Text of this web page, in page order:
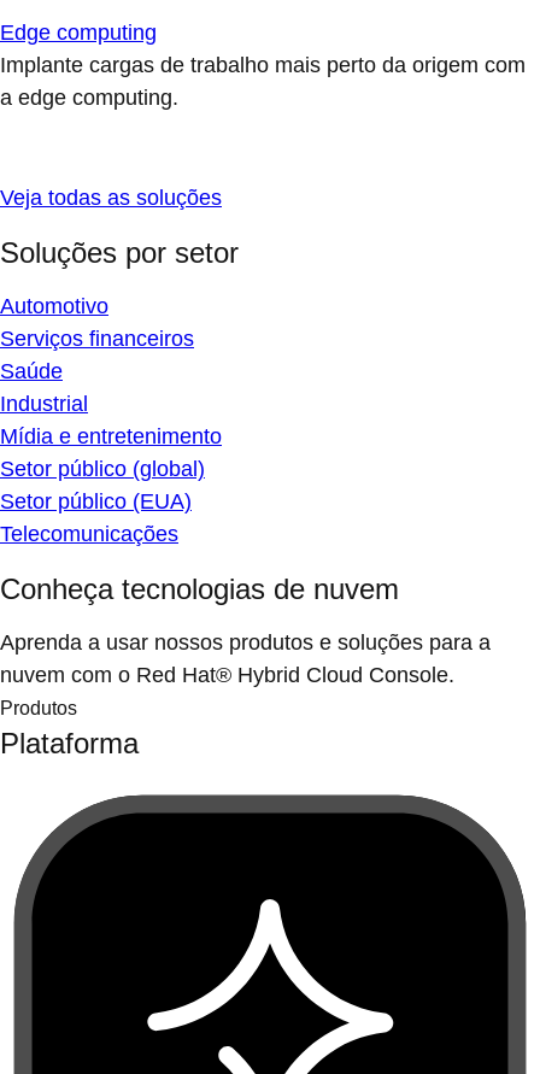
Edge computing
Implante cargas de trabalho mais perto da origem com
a edge computing.
Veja todas as soluções
Soluções por setor
Automotivo
Serviços financeiros
Saúde
Industrial
Mídia e entretenimento
Setor público (global)
Setor público (EUA)
Telecomunicações
Conheça tecnologias de nuvem
Aprenda a usar nossos produtos e soluções para a
nuvem com o Red Hat® Hybrid Cloud Console.
Produtos
Plataforma